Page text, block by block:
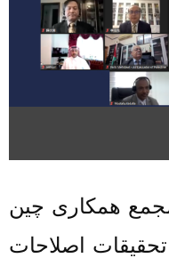
همکاری چین
اصلاحات